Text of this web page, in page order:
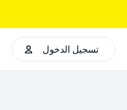
تسجيل الدخول